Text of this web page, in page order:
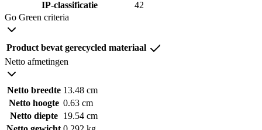
IP-classificatie
42
Go Green criteria
Product bevat gerecycled materiaal
Netto afmetingen
Netto breedte 13.48 cm
Netto hoogte 0.63 cm
Netto diepte
19.54 cm